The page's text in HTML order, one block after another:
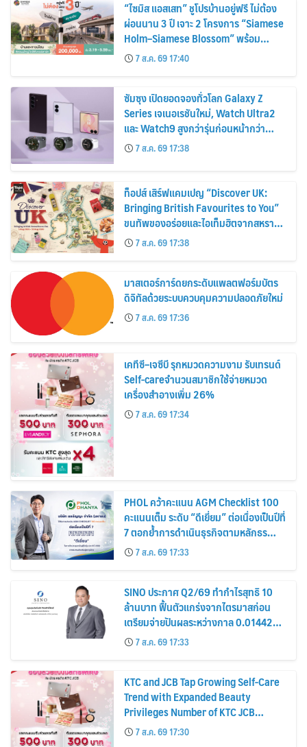
“ไซมิส แอสเสท” ชูโปรบ้านอยู่ฟรี ไม่ต้อง
ผ่อนนาน 3 ปี เจาะ 2 โครงการ “Siamese
Holm–Siamese Blossom” พร้อม
ส่วนลดและสิทธิพิเศษถึง 31 สิงหาคม
2569
7 ส.ค. 69 17:40
ซัมซุง เปิดยอดจองทั่วโลก Galaxy Z
Series เจเนอเรชันใหม่, Watch Ultra2
และ Watch9 สูงกว่ารุ่นก่อนหน้ากว่า
30%7 ส.ค. 69 17:38
ท็อปส์ เสิร์ฟแคมเปญ “Discover UK:
Bringing British Favourites to You”
ขนทัพของอร่อยและไอเท็มฮิตจากสหราช
อาณาจักร ส่งตรงถึงมือตั้งแต่วันนี้ – 18
สิงหาคมนี้
7 ส.ค. 69 17:38
มาสเตอร์การ์ดยกระดับแพลตฟอร์มบัตร
ดิจิทัลด้วยระบบควบคุมความปลอดภัยใหม่
7 ส.ค. 69 17:36
เคทีซี–เจซีบี รุกหมวดความงาม รับเทรนด์
Self-careจำนวนสมาชิกใช้จ่ายหมวด
เครื่องสำอางเพิ่ม 26%
7 ส.ค. 69 17:34
PHOL คว้าคะแนน AGM Checklist 100
คะแนนเต็ม ระดับ “ดีเยี่ยม” ต่อเนื่องเป็นปีที่
7 ตอกย้ำการดำเนินธุรกิจตามหลักธร
รมาภิบาล โปร่งใส สร้างความเชื่อมั่นผู้ถือ
หุ้น
7 ส.ค. 69 17:33
SINO ประกาศ Q2/69 ทำกำไรสุทธิ 10
ล้านบาท ฟื้นตัวแกร่งจากไตรมาสก่อน
เตรียมจ่ายปันผลระหว่างกาล 0.014423
บาทต่อหุ้น ครึ่งปีหลังมุ่งเติบโตต่อเนื่อง
7 ส.ค. 69 17:33
KTC and JCB Tap Growing Self-Care
Trend with Expanded Beauty
Privileges Number of KTC JCB
Cardmembers Spending on
Cosmetics Rises 26%
7 ส.ค. 69 17:30